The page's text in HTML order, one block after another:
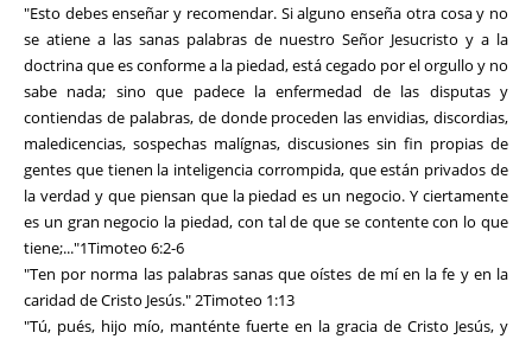
"Esto debes enseñar y recomendar. Si alguno enseña otra cosa y no
se atiene a las sanas palabras de nuestro Señor Jesucristo y a la
doctrina que es conforme a la piedad, está cegado por el orgullo y no
sabe nada; sino que padece la enfermedad de las disputas y
contiendas de palabras, de donde proceden las envidias, discordias,
maledicencias, sospechas malígnas, discusiones sin fin propias de
gentes que tienen la inteligencia corrompida, que están privados de
la verdad y que piensan que la piedad es un negocio. Y ciertamente
es un gran negocio la piedad, con tal de que se contente con lo que
tiene;..."1Timoteo 6:2-6
"Ten por norma las palabras sanas que oístes de mí en la fe y en la
caridad de Cristo Jesús." 2Timoteo 1:13
"Tú, pués, hijo mío, manténte fuerte en la gracia de Cristo Jesús, y